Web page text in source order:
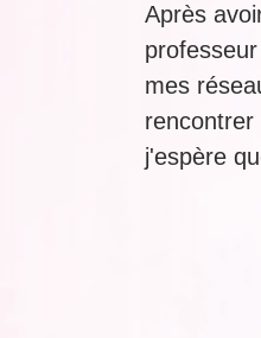
Après
mes
j'espère